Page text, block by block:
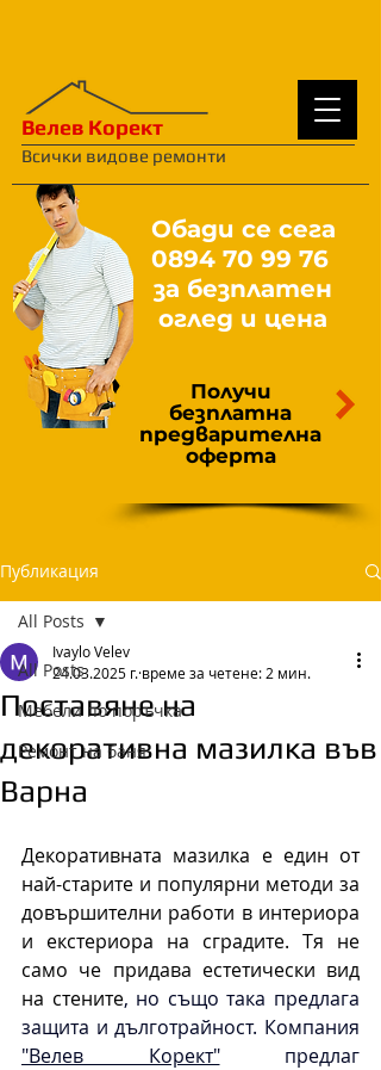
Велев Корект
Всички видове ремонти
Обади се сега
0894 70 99 76
за безплатен
оглед и цена
Получи
безплатна
предварителна
оферта
Публикация
All Posts
Мебели по поръчка
Ремонт на баня
All Posts
Поставяне на
декоративна мазилка във
Варна
Ivaylo Velev
24.03.2025 г. време за четене: 2 мин.
Декоративната мазилка е един от
най-старите и популярни методи за
довършителни работи в интериора
и екстериора на сградите. Тя не
само че придава естетически вид
на стените, но също така предлага
защита и дълготрайност.
"Велев Корект" предлаг